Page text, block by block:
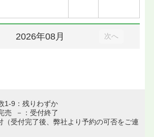
2026年08月 次へ
1-9：残りわずか
売 －：受付終了
受付完了後、弊社より予約の可否をご連